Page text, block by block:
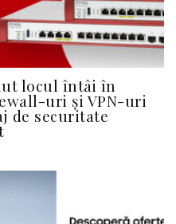
locul întâi în
uri și VPN-uri
de securitate